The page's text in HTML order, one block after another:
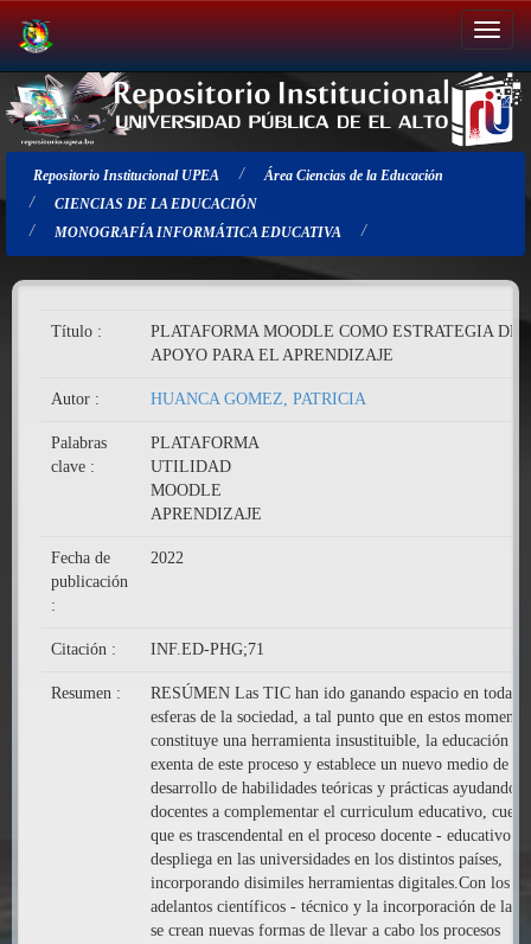
Salir
de
la
navegación
Repositorio Institucional UPEA
Área Ciencias de la Educación
CIENCIAS DE LA EDUCACIÓN
MONOGRAFÍA INFORMÁTICA EDUCATIVA
Título :
PLATAFORMA MOODLE COMO ESTRATEGIA DE
APOYO PARA EL APRENDIZAJE
Autor : HUANCA GOMEZ, PATRICIA
Palabras
clave :
PLATAFORMA
UTILIDAD
MOODLE
APRENDIZAJE
Fecha de
publicación
:
2022
Citación : INF.ED-PHG;71
Resumen :
RESÚMEN Las TIC han ido ganando espacio en todas
esferas de la sociedad, a tal punto que en estos
constituye una herramienta insustituible, la educación no
exenta de este proceso y establece un nuevo medio de
desarrollo de habilidades teóricas y prácticas ayudando
docentes a complementar el curriculum educativo,
que es trascendental en el proceso docente - educativo
despliega en las universidades en los distintos países,
incorporando disimiles herramientas digitales.Con los
adelantos científicos - técnico y la incorporación de las
se crean nuevas formas de llevar a cabo los procesos